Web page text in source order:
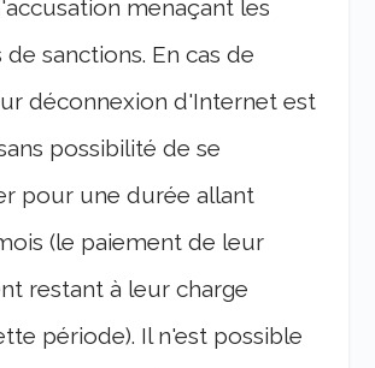
menaçant les
sanctions. En cas de
déconnexion d'Internet est
possibilité de se
pour une durée allant
(le paiement de leur
restant à leur charge
période). Il n'est possible